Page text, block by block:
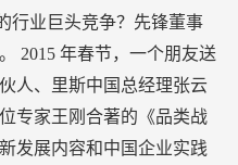
行业巨头竞争？先锋董事
2015 年春节，一个朋友送
人、里斯中国总经理张云
专家王刚合著的《品类战
发展内容和中国企业实践